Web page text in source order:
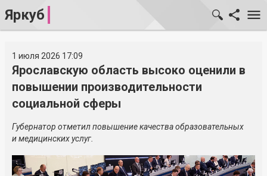
Яркуб
1 июля 2026 17:09
Ярославскую область высоко оценили в
повышении производительности
социальной сферы
Губернатор отметил повышение качества образовательных
и медицинских услуг.